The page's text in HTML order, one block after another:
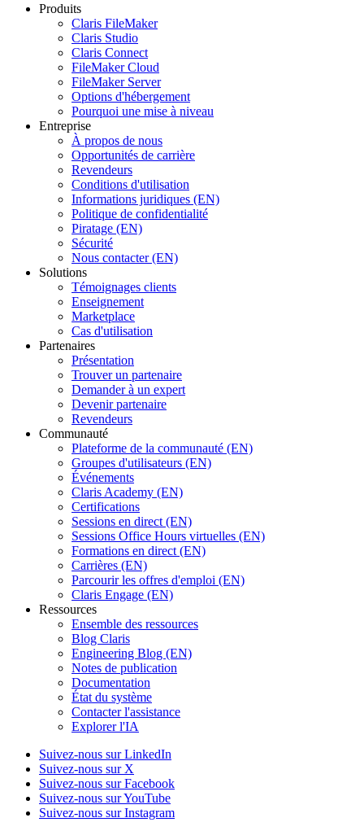
Produits
Claris FileMaker
Claris Studio
Claris Connect
FileMaker Cloud
FileMaker Server
Options d'hébergement
Pourquoi une mise à niveau
Entreprise
À propos de nous
Opportunités de carrière
Revendeurs
Conditions d'utilisation
Informations juridiques (EN)
Politique de confidentialité
Piratage (EN)
Sécurité
Nous contacter (EN)
Solutions
Témoignages clients
Enseignement
Marketplace
Cas d'utilisation
Partenaires
Présentation
Trouver un partenaire
Demander à un expert
Devenir partenaire
Revendeurs
Communauté
Plateforme de la communauté (EN)
Groupes d'utilisateurs (EN)
Événements
Claris Academy (EN)
Certifications
Sessions en direct (EN)
Sessions Office Hours virtuelles (EN)
Formations en direct (EN)
Carrières (EN)
Parcourir les offres d'emploi (EN)
Claris Engage (EN)
Ressources
Ensemble des ressources
Blog Claris
Engineering Blog (EN)
Notes de publication
Documentation
État du système
Contacter l'assistance
Explorer l'IA
Suivez-nous sur LinkedIn
Suivez-nous sur X
Suivez-nous sur Facebook
Suivez-nous sur YouTube
Suivez-nous sur Instagram